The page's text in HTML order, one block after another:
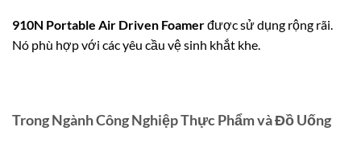
910N Portable Air Driven Foamerđược sử dụng rộng rãi.
Nó phù hợp với các yêu cầu vệ sinh khắt khe.
Trong Ngành Công Nghiệp Thực Phẩm và Đồ Uống